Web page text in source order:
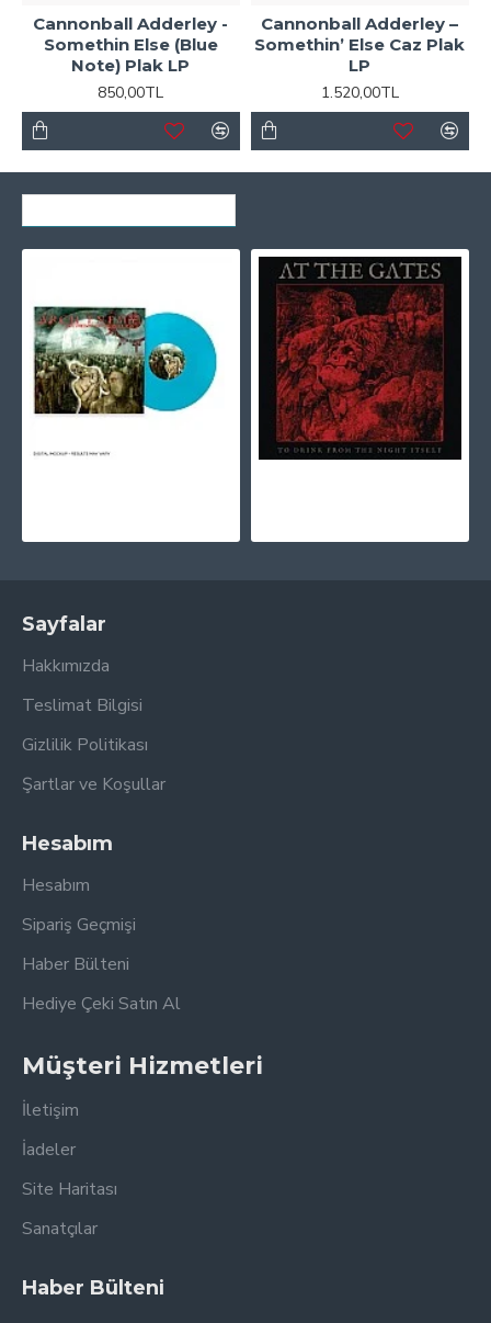
Cannonball Adderley -
Somethin Else (Blue
Note) Plak LP
850,00TL
Cannonball Adderley ‎–
Somethin’ Else Caz Plak
LP
1.520,00TL
Sayfalar
Hakkımızda
Teslimat Bilgisi
Gizlilik Politikası
Şartlar ve Koşullar
Hesabım
Hesabım
Sipariş Geçmişi
Haber Bülteni
Hediye Çeki Satın Al
Müşteri Hizmetleri
İletişim
İadeler
Site Haritası
Sanatçılar
Haber Bülteni